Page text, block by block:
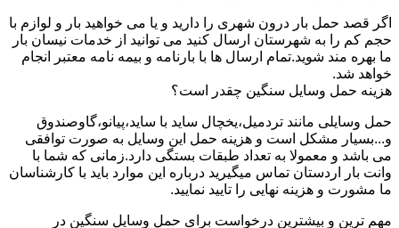
اگر قصد حمل بار درون شهری را دارید و یا می خواهید بار و لوازم با
حجم کم را به شهرستان ارسال کنید می توانید از خدمات نیسان بار
ما بهره مند شوید.تمام ارسال ها با بارنامه و بیمه نامه معتبر انجام
خواهد شد.
هزینه حمل وسایل سنگین چقدر است؟
حمل وسایلی مانند تردمیل،یخچال ساید با ساید،پیانو،گاوصندوق
و...بسیار مشکل است و هزینه حمل این وسایل به صورت توافقی
می باشد و معمولا به تعداد طبقات بستگی دارد.زمانی که شما با
وانت بار اردستان تماس میگیرید درباره این موارد باید با کارشناسان
ما مشورت و هزینه نهایی را تایید نمایید.
مهم ترین و بیشترین درخواست برای حمل وسایل سنگین در